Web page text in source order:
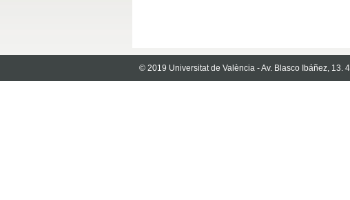
© 2019 Universitat de València - Av. Blasco Ibáñez, 13.